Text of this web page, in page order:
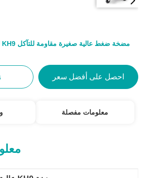
مضخة ضغط عالية صغيرة مقاومة للتآكل KH9 للطائرة النسر الصناعية
احصل على أفضل سعر
معلومات مفصلة